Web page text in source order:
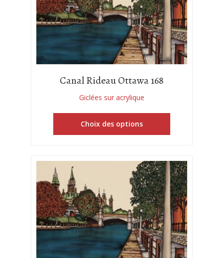
Canal Rideau Ottawa 168
Giclées sur acrylique
Choix des options